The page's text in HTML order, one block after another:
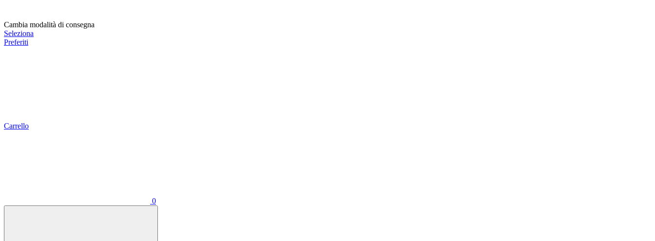
Cambia modalità di consegna
Seleziona
Preferiti
Carrello
0